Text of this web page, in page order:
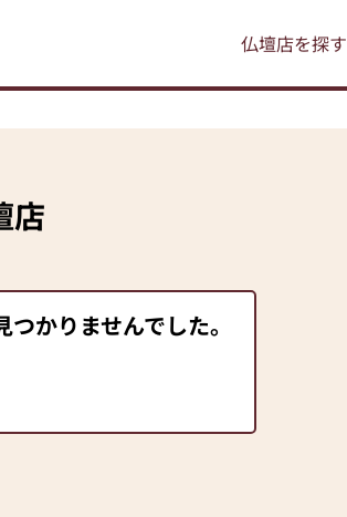
仏壇店を探す
店
かりませんでした。